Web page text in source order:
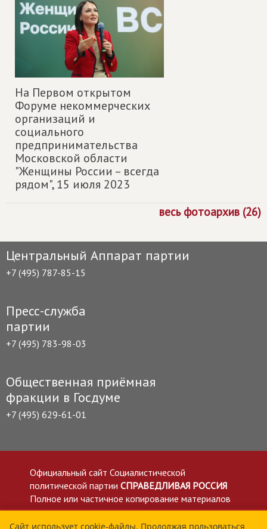
На Первом открытом
Форуме некоммерческих
организаций и
социального
предпринимательства
Московской области
"Женщины России – всегда
рядом",15 июля 2023
весь фотоархив (26)
Центральный Аппарат партии
+7 (495) 787-85-15
Пресс-служба
партии
+7 (495) 783-98-03
Общественная приёмная
фракции в Госдуме
+7 (495) 629-61-01
Официальный сайт Социалистической
политической партии СПРАВЕДЛИВАЯ РОССИЯ
Полное или частичное копирование материалов
приветствуется со ссылкой на сайт spravedlivo.ru
Политика в отношении обработки персональных
Сайт использует cookie-файлы. Продолжая пользоваться